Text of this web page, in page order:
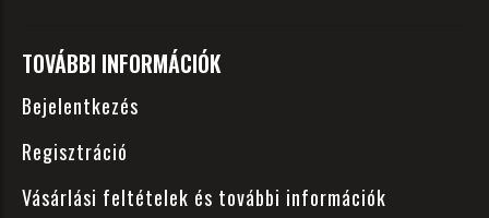
TOVÁBBI INFORMÁCIÓK
Bejelentkezés
Regisztráció
Vásárlási feltételek és további információk